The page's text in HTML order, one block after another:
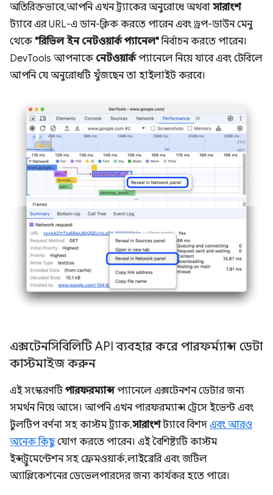
অতিরিক্তভাবে, আপনি এখন ট্র্যাকের অনুরোধে অথবা সারাংশ
ট্যাবে এর URL-এ ডান-ক্লিক করতে পারেন এবং ড্রপ-ডাউন মেনু
থেকে "রিভিল ইন নেটওয়ার্ক প্যানেল"নির্বাচন করতে পারেন।
DevTools আপনাকে নেটওয়ার্কপ্যানেলে নিয়ে যাবে এবং টেবিলে
আপনি যে অনুরোধটি খুঁজছেন তা হাইলাইট করবে।
এক্সটেনসিবিলিটি API ব্যবহার করে পারফর্ম্যান্স ডেটা
কাস্টমাইজ করুন
এই সংস্করণটিপারফরম্যান্সপ্যানেলে এক্সটেনশন ডেটার জন্য
সমর্থন নিয়ে আসে। আপনি এখন পারফরম্যান্স ট্রেসে ইভেন্ট এবং
টুলটিপ বর্ণনা সহ কাস্টম ট্র্যাক,সারাংশট্যাবে বিশদ এবং আরও
অনেক কিছুযোগ করতে পারেন। এই বৈশিষ্ট্যটি কাস্টম
ইন্সট্রুমেন্টেশন সহ ফ্রেমওয়ার্ক, লাইব্রেরি এবং জটিল
অ্যাপ্লিকেশনের ডেভেলপারদের জন্য কার্যকর হতে পারে।